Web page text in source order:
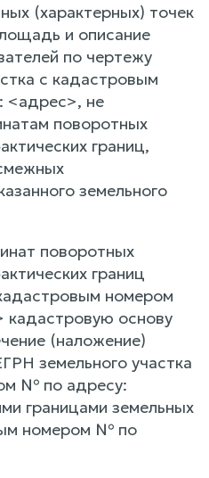
(характерных) точек
и описание
по чертежу
с кадастровым
не
поворотных
границ,
земельного
поворотных
границ
номером
основу
(наложение)
земельного участка
№ по адресу:
границами земельных
номером № по